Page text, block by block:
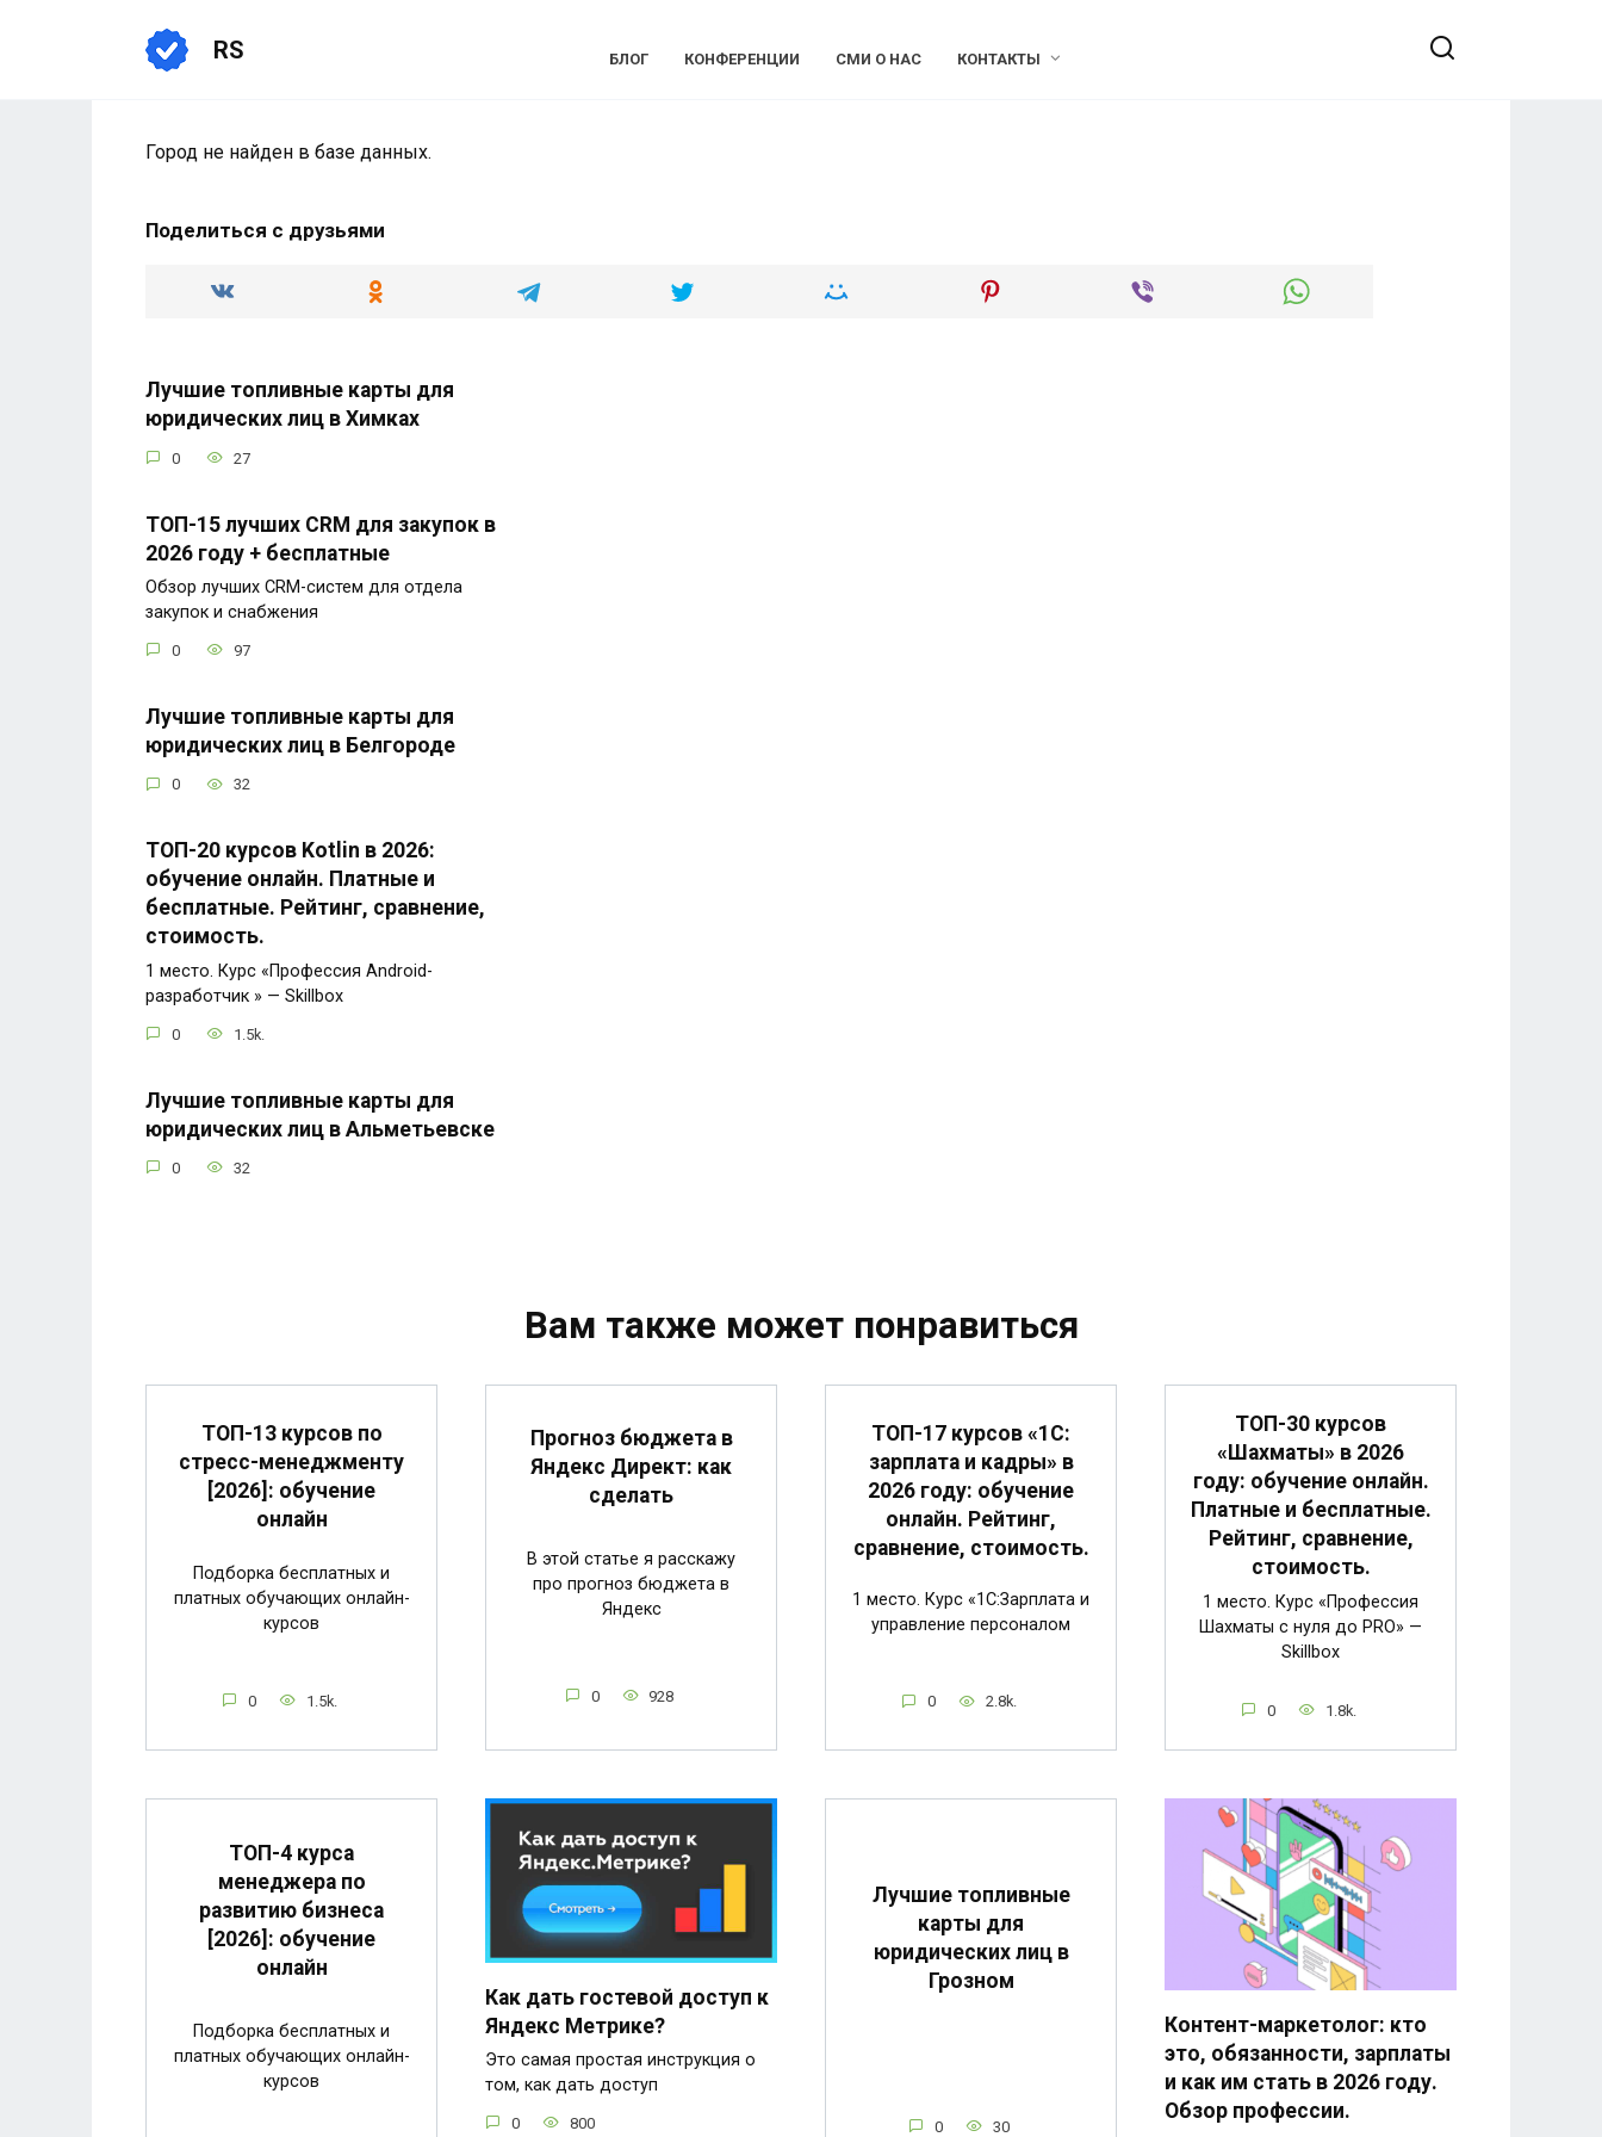
RS БЛОГ КОНФЕРЕНЦИИ СМИ О НАС КОНТАКТЫ
Город не найден в базе данных.
Поделиться с друзьями
Лучшие топливные карты для
юридических лиц в Химках
0 27
ТОП-15 лучших CRM для закупок в
2026 году + бесплатные
Обзор лучших CRM-систем для отдела
закупок и снабжения
0 97
Лучшие топливные карты для
юридических лиц в Белгороде
0 32
ТОП-20 курсов Kotlin в 2026:
обучение онлайн. Платные и
бесплатные. Рейтинг, сравнение,
стоимость.
1 место. Курс «Профессия Android-
разработчик » — Skillbox
0 1.5k.
Лучшие топливные карты для
юридических лиц в Альметьевске
0 32
Вам также может понравиться
ТОП-13 курсов по
стресс-менеджменту
[2026]: обучение
онлайн
Подборка бесплатных и
платных обучающих онлайн-
курсов
0 1.5k.
Прогноз бюджета в
Яндекс Директ: как
сделать
В этой статье я расскажу
про прогноз бюджета в
Яндекс
0 928
ТОП-17 курсов «1С:
зарплата и кадры» в
2026 году: обучение
онлайн. Рейтинг,
сравнение, стоимость.
1 место. Курс «1С:Зарплата и
управление персоналом
0 2.8k.
ТОП-30 курсов
«Шахматы» в 2026
году: обучение онлайн.
Платные и бесплатные.
Рейтинг, сравнение,
стоимость.
1 место. Курс «Профессия
Шахматы с нуля до PRO» —
Skillbox
0 1.8k.
ТОП-4 курса
менеджера по
развитию бизнеса
[2026]: обучение
онлайн
Подборка бесплатных и
платных обучающих онлайн-
курсов
Как дать гостевой доступ к
Яндекс Метрике?
Это самая простая инструкция о
том, как дать доступ
0 800
Лучшие топливные
карты для
юридических лиц в
Грозном
0 30
Контент-маркетолог: кто
это, обязанности, зарплаты
и как им стать в 2026 году.
Обзор профессии.